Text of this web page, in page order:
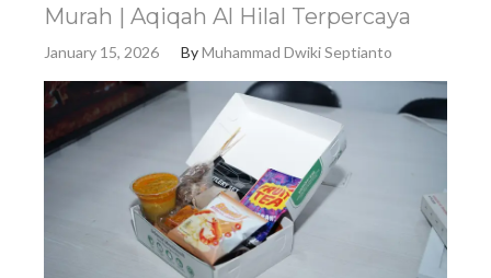
Murah | Aqiqah Al Hilal Terpercaya
January 15, 2026 ByMuhammad Dwiki Septianto